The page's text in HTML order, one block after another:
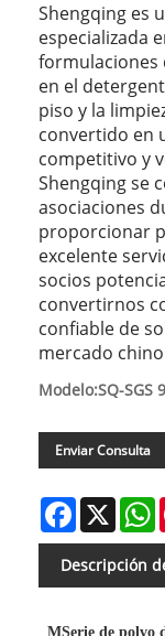
Shengqing es
especializada
formulaciones
en el
piso y la
convertido en
competitivo y
Shengqing se
asociaciones
proporcionar
excelente
socios
convertirnos
confiable de
mercado
Modelo:SQ-SGS
Enviar Consulta
Facebook
X
Descripción
MSerie de polvo